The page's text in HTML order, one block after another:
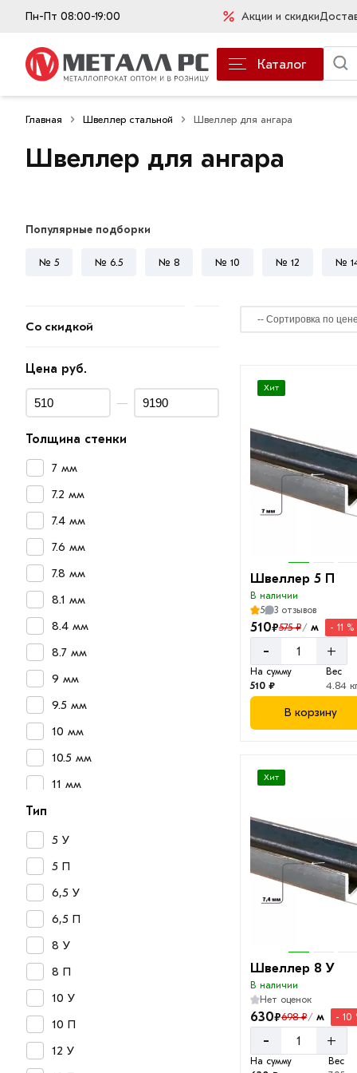
Пн-Пт 08:00-19:00 Акции и скидки
Каталог
Главная Швеллер стальной Швеллер для ангара
Швеллер для ангара
Популярные подборки
№ 5 № 6.5 № 8 № 10 № 12 №
Со скидкой
Цена руб.
—
Толщина стенки
7 мм
7.2 мм
7.4 мм
7.6 мм
7.8 мм
8.1 мм
8.4 мм
8.7 мм
9 мм
9.5 мм
10 мм
10.5 мм
11 мм
Тип
5 У
5 П
6,5 У
6,5 П
8 У
8 П
10 У
10 П
12 У
Хит
Швеллер 5 П
В наличии
5
3 отзывов
510₽575 ₽/м - 11 %
- +
На сумму
510 ₽
Вес
4.84
В корзину
Хит
Швеллер 8 У
В наличии
Нет оценок
630₽698 ₽/м - 10
- +
На сумму Вес